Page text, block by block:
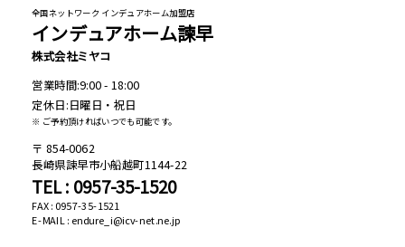
全国ネットワーク インデュアホーム加盟店
インデュアホーム諫早
株式会社ミヤコ
営業時間:9:00 - 18:00
定休日:日曜日・祝日
※ ご予約頂ければいつでも可能です。
854-0062
長崎県諫早市小船越町1144-22
TEL : 0957-35-1520
FAX : 0957-35-1521
E-MAIL : endure_i@icv-net.ne.jp